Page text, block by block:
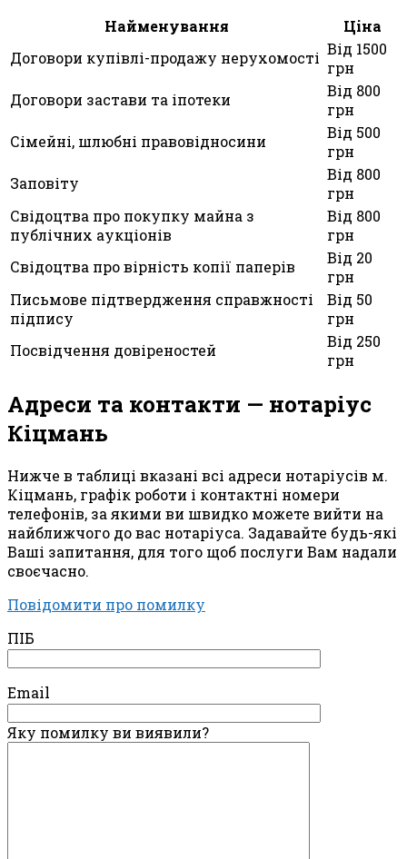
Найменування
Ціна
Договори купівлі-продажу нерухомості Від 1500
грн
Договори застави та іпотеки
Від 800
грн
Сімейні, шлюбні правовідносини
Від 500
грн
Заповіту
Від 800
грн
Свідоцтва про покупку майна з
публічних аукціонів
Від 800
грн
Свідоцтва про вірність копії паперів
Від 20
грн
Письмове підтвердження справжності
підпису
Від 50
грн
Посвідчення довіреностей
Від 250
грн
Адреси та контакти — нотаріус
Кіцмань
Нижче в таблиці вказані всі адреси нотаріусів м.
Кіцмань, графік роботи і контактні номери
телефонів, за якими ви швидко можете вийти на
найближчого до вас нотаріуса. Задавайте будь-які
Ваші запитання, для того щоб послуги Вам надали
своєчасно.
Повідомити про помилку
ПІБ
Email
Яку помилку ви виявили?